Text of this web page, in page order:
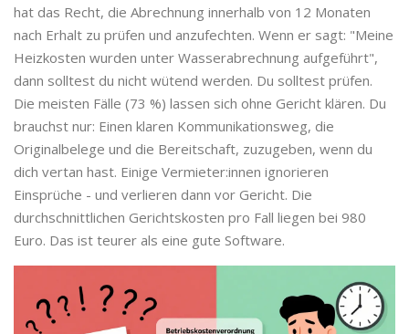
hat das Recht, die Abrechnung innerhalb von 12 Monaten
nach Erhalt zu prüfen und anzufechten. Wenn er sagt: "Meine
Heizkosten wurden unter Wasserabrechnung aufgeführt",
dann solltest du nicht wütend werden. Du solltest prüfen.
Die meisten Fälle (73 %) lassen sich ohne Gericht klären. Du
brauchst nur: Einen klaren Kommunikationsweg, die
Originalbelege und die Bereitschaft, zuzugeben, wenn du
dich vertan hast. Einige Vermieter:innen ignorieren
Einsprüche - und verlieren dann vor Gericht. Die
durchschnittlichen Gerichtskosten pro Fall liegen bei 980
Euro. Das ist teurer als eine gute Software.